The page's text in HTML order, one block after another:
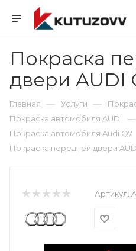
Покраска
двери AUDI
Главная — Услуги —
Покраска автомобиля AUDI —
Покраска автомобиля Audi Q7
Покраска передней двери
Артикул: